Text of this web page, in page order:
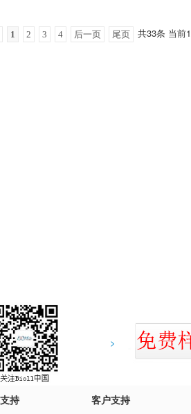
共33条 当前
1 2 3 4 后一页 尾页
>
持 客户支持